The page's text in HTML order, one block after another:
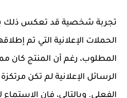
تجربة شخصية قد تعكس ذلك
الحملات الإعلانية التي تم
المطلوب، رغم أن المنتج كان
الرسائل الإعلانية لم تكن
الفعلي. وبالتالي، فإن